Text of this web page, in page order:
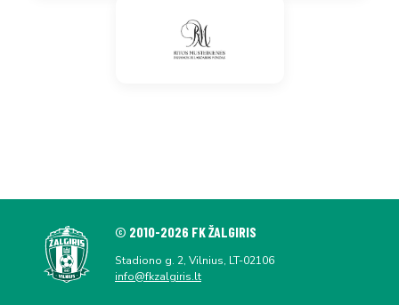
© 2010-2026 FK ŽALGIRIS
Stadiono g. 2, Vilnius, LT-02106
info@fkzalgiris.lt